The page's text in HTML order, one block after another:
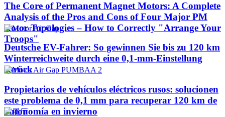
The Core of Permanent Magnet Motors: A Complete
Analysis of the Pros and Cons of Four Major PM
Rotor Topologies – How to Correctly "Arrange Your
Troops"
Deutsche EV-Fahrer: So gewinnen Sie bis zu 120 km
Winterreichweite durch eine 0,1-mm-Einstellung
zurück
Propietarios de vehículos eléctricos rusos: solucionen
este problema de 0,1 mm para recuperar 120 km de
autonomía en invierno